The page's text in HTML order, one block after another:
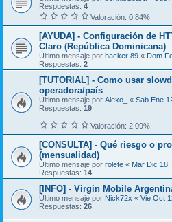
Respuestas: 4
Valoración: 0.84%
[AYUDA] - Configuración de
Claro (República Dominicana)
Último mensaje por hacker 89 « Dom
Respuestas: 2
[TUTORIAL] - Como usar
operadora/país
Último mensaje por Alexo_ « Sab Ene
Respuestas: 19
Valoración: 2.09%
[CONSULTA] - Qué riesgo o
(mensualidad)
Último mensaje por rolete « Mar Dic 18,
Respuestas: 14
[INFO] - Virgin Mobile
Último mensaje por Nick72x « Vie Oct
Respuestas: 26